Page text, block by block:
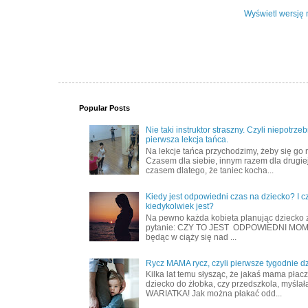
Wyświetl wersję
Popular Posts
Nie taki instruktor straszny. Czyli
pierwsza lekcja tańca.
Na lekcje tańca przychodzimy, żeby się go
Czasem dla siebie, innym razem dla
czasem dlatego, że taniec kocha...
Kiedy jest odpowiedni czas na dziecko? I
kiedykolwiek jest?
Na pewno każda kobieta planując dziecko
pytanie: CZY TO JEST ODPOWIEDNI
będąc w ciąży się nad ...
Rycz MAMA rycz, czyli pierwsze tygodnie
Kilka lat temu słysząc, że jakaś mama
dziecko do żłobka, czy przedszkola,
WARIATKA! Jak można płakać odd...